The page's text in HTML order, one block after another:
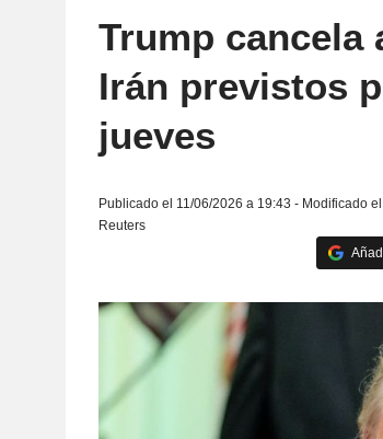
Trump cancela
Irán previstos
jueves
Publicado el 11/06/2026 a 19:43 - Modificado
Reuters